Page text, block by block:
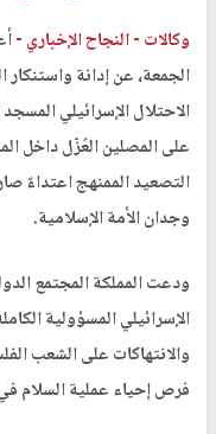
وكالات -النجاح الإخباري -
الجمعة، عن إدانة واستنكار
الاحتلال الإسرائيلي
على المصلين العُزّل داخل
التصعيد الممنهج اعتداءً
وجدان الأمة الإسلامية.
ودعت المملكة المجتمع
الإسرائيلي المسؤولية
والانتهاكات على الشعب
فرص إحياء عملية السلام